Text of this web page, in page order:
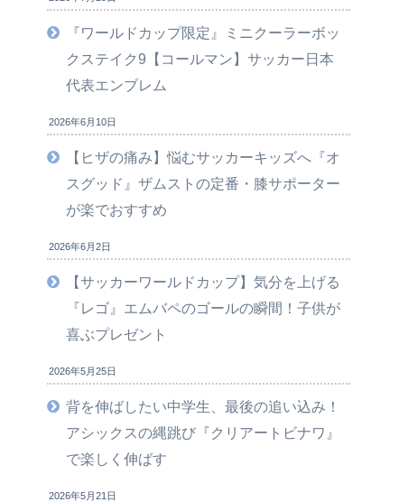
『ワールドカップ限定』ミニクーラーボッ
クステイク9【コールマン】サッカー日本
代表エンブレム
2026年6月10日
【ヒザの痛み】悩むサッカーキッズへ『オ
スグッド』ザムストの定番・膝サポーター
が楽でおすすめ
2026年6月2日
【サッカーワールドカップ】気分を上げる
『レゴ』エムバペのゴールの瞬間！子供が
喜ぶプレゼント
2026年5月25日
背を伸ばしたい中学生、最後の追い込み！
アシックスの縄跳び『クリアートビナワ』
で楽しく伸ばす
2026年5月21日